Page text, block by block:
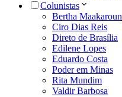
Colunistas
Bertha Maakaroun
Ciro Dias Reis
Direto de Brasília
Edilene Lopes
Eduardo Costa
Poder em Minas
Rita Mundim
Valdir Barbosa